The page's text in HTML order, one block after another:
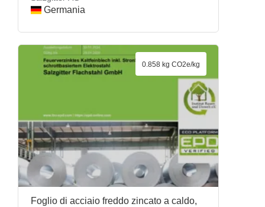
Germania
Foglio di acciaio freddo zincato a caldo,
0.858 kg CO2e/kg